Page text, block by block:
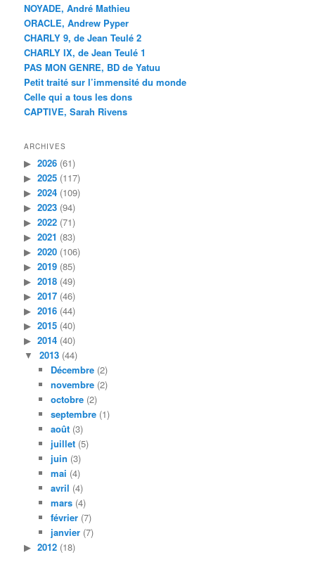
NOYADE, André Mathieu
ORACLE, Andrew Pyper
CHARLY 9, de Jean Teulé 2
CHARLY IX, de Jean Teulé 1
PAS MON GENRE, BD de Yatuu
Petit traité sur l’immensité du monde
Celle qui a tous les dons
CAPTIVE, Sarah Rivens
ARCHIVES
2026 (61)
2025 (117)
2024 (109)
2023 (94)
2022 (71)
2021 (83)
2020 (106)
2019 (85)
2018 (49)
2017 (46)
2016 (44)
2015 (40)
2014 (40)
2013 (44)
Décembre(2)
novembre(2)
octobre(2)
septembre(1)
août(3)
juillet(5)
juin (3)
mai (4)
avril (4)
mars(4)
février(7)
janvier(7)
2012 (18)